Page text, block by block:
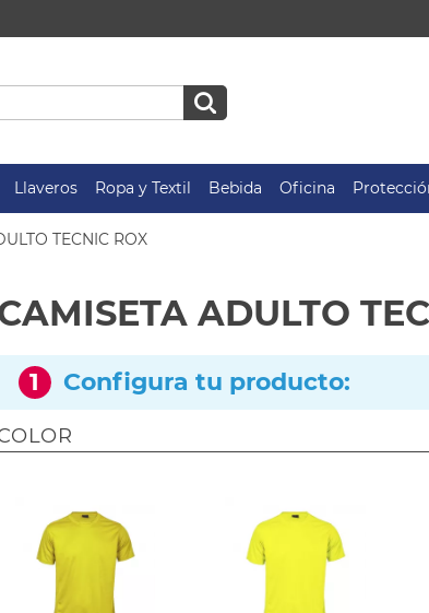
Llaveros Ropa y Textil Bebida Oficina
TECNIC ROX
ADULTO
1 Configura tu producto: